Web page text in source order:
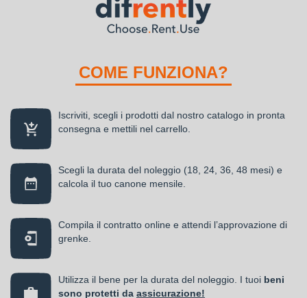
COME FUNZIONA?
Iscriviti, scegli i prodotti dal nostro catalogo in pronta
consegna e mettili nel carrello.
Scegli la durata del noleggio (18, 24, 36, 48 mesi) e
calcola il tuo canone mensile.
Compila il contratto online e attendi l’approvazione di
grenke.
Utilizza il bene per la durata del noleggio. I tuoi beni
sono protetti da assicurazione!